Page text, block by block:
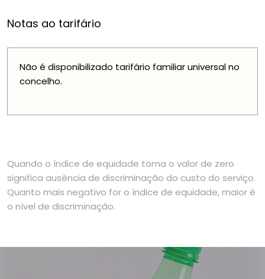
Notas ao tarifário
Não é disponibilizado tarifário familiar universal no
concelho.
Quando o índice de equidade toma o valor de zero
significa ausência de discriminação do custo do serviço.
Quanto mais negativo for o índice de equidade, maior é
o nível de discriminação.